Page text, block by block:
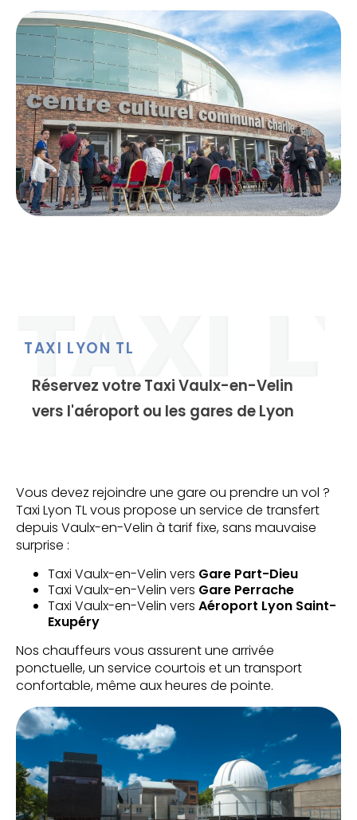
TAXI LYON TL
Réservez votre Taxi Vaulx-en-Velin
vers l'aéroport ou les gares de Lyon
Vous devez rejoindre une gare ou prendre un vol ?
Taxi Lyon TL vous propose un service de transfert
depuis Vaulx-en-Velin à tarif fixe, sans mauvaise
surprise :
Taxi Vaulx-en-Velin vers Gare Part-Dieu
Taxi Vaulx-en-Velin vers Gare Perrache
Taxi Vaulx-en-Velin vers Aéroport Lyon Saint-
Exupéry
Nos chauffeurs vous assurent une arrivée
ponctuelle, un service courtois et un transport
confortable, même aux heures de pointe.